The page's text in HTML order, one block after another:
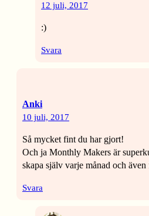
12 juli, 2017
:)
Svara
Anki
10 juli, 2017
Så mycket fint du har gjort!
Och ja Monthly Makers är
skapa själv varje månad och
Svara